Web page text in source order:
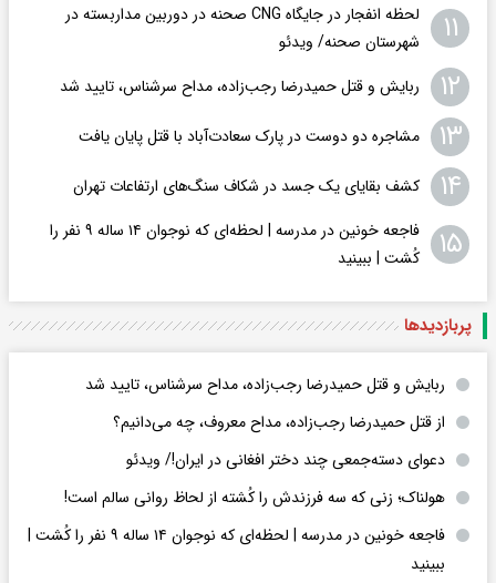
۱۱
لحظه انفجار در جایگاه CNG صحنه در دوربین مداربسته در
شهرستان صحنه/ ویدئو
۱۲ ربایش و قتل حمیدرضا رجب‌زاده، مداح سرشناس، تایید شد
۱۳ مشاجره دو دوست در پارک سعادت‌آباد با قتل پایان یافت
۱۴ کشف بقایای یک جسد در شکاف سنگ‌های ارتفاعات تهران
۱۵
فاجعه خونین در مدرسه | لحظه‌ای که نوجوان ۱۴ ساله ۹ نفر را
کُشت | ببینید
پربازدید‌ها
ربایش و قتل حمیدرضا رجب‌زاده، مداح سرشناس، تایید شد
از قتل حمیدرضا رجب‌زاده، مداح معروف، چه می‌دانیم؟
دعوای دسته‌جمعی چند دختر افغانی در ایران!/ ویدئو
هولناک؛ زنی که سه فرزندش را کُشته از لحاظ روانی سالم است!
فاجعه خونین در مدرسه | لحظه‌ای که نوجوان ۱۴ ساله ۹ نفر را کُشت |
ببینید